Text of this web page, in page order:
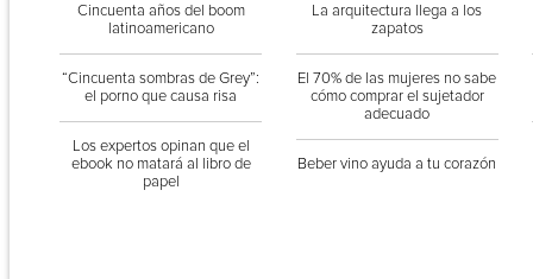
Cincuenta años del boom
latinoamericano
“Cincuenta sombras de Grey”:
el porno que causa risa
Los expertos opinan que el
ebook no matará al libro de
papel
La arquitectura llega a los
zapatos
El 70% de las mujeres no sabe
cómo comprar el sujetador
adecuado
Beber vino ayuda a tu corazón